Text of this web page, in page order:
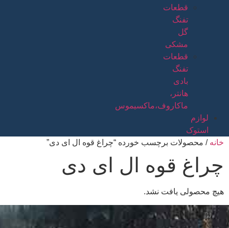
قطعات
تفنگ
گل
مشکی
قطعات
تفنگ
بادی
هانتر،
ماکاروف،ماکسیموس
لوازم
استوک
خانه / محصولات برچسب خورده “چراغ قوه ال ای دی”
چراغ قوه ال ای دی
هیچ محصولی یافت نشد.